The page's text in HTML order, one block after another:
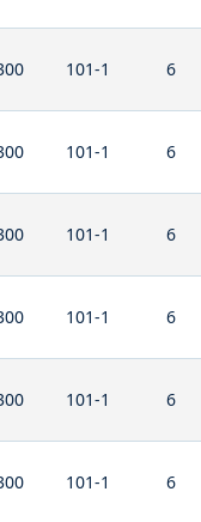
101-1 6
101-1 6
101-1 6
101-1 6
101-1 6
101-1 6